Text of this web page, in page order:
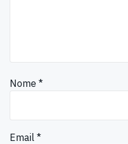
Nome *
Email *